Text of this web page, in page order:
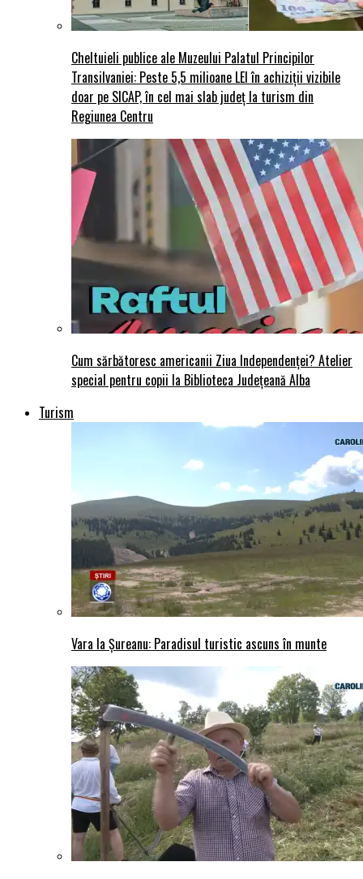
Cheltuieli publice ale Muzeului Palatul Principilor
Transilvaniei: Peste 5,5 milioane LEI în achiziții vizibile
doar pe SICAP, în cel mai slab județ la turism din
Regiunea Centru
Cum sărbătoresc americanii Ziua Independenței? Atelier
special pentru copii la Biblioteca Județeană Alba
Turism
Vara la Șureanu: Paradisul turistic ascuns în munte